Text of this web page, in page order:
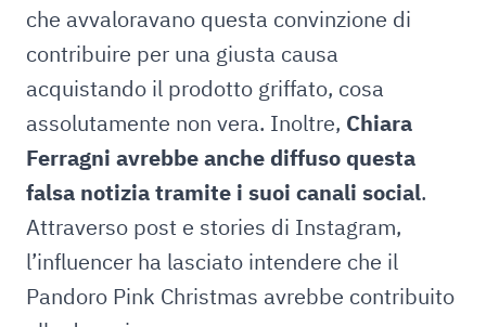
che avvaloravano questa convinzione di
contribuire per una giusta causa
acquistando il prodotto griffato, cosa
assolutamente non vera. Inoltre, Chiara
Ferragni avrebbe anche diffuso questa
falsa notizia tramite i suoi canali social.
Attraverso post e stories di Instagram,
l’influencer ha lasciato intendere che il
Pandoro Pink Christmas avrebbe contribuito